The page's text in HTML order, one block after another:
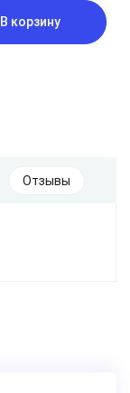
В корзину
Отзывы